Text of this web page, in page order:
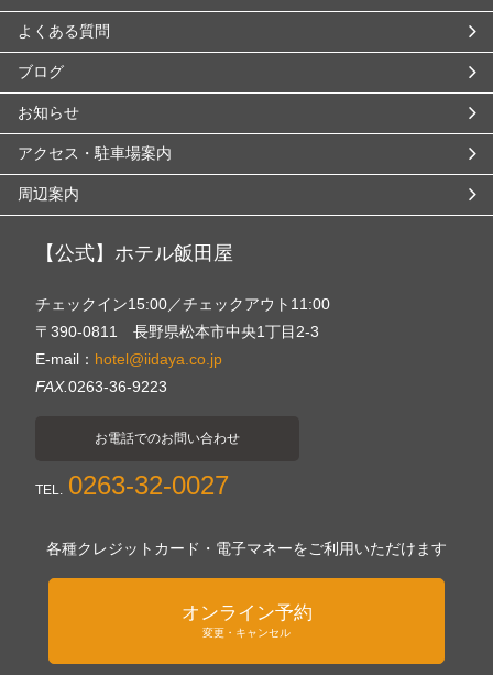
よくある質問
ブログ
お知らせ
アクセス・駐車場案内
周辺案内
【公式】ホテル飯田屋
チェックイン15:00／チェックアウト11:00
〒390-0811 長野県松本市中央1丁目2-3
E-mail： hotel@iidaya.co.jp
FAX.0263-36-9223
お電話でのお問い合わせ
TEL. 0263-32-0027
各種クレジットカード・電子マネーをご利用いただけます
オンライン予約
変更・キャンセル